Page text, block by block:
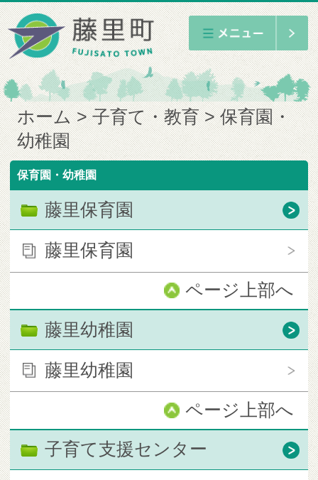
ホーム 子育て・教育
保育園・
幼稚園
保育園・幼稚園
藤里保育園
藤里保育園
ページ上部へ
藤里幼稚園
藤里幼稚園
ページ上部へ
子育て支援センター